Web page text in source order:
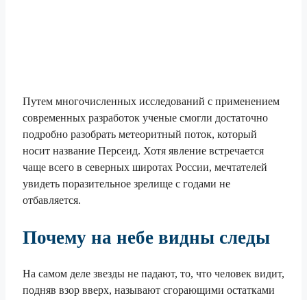
Путем многочисленных исследований с применением
современных разработок ученые смогли достаточно
подробно разобрать метеоритный поток, который
носит название Персеид. Хотя явление встречается
чаще всего в северных широтах России, мечтателей
увидеть поразительное зрелище с годами не
отбавляется.
Почему на небе видны следы
На самом деле звезды не падают, то, что человек видит,
подняв взор вверх, называют сгорающими остатками